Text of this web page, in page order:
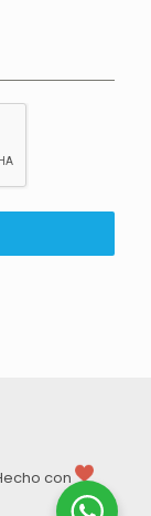
con